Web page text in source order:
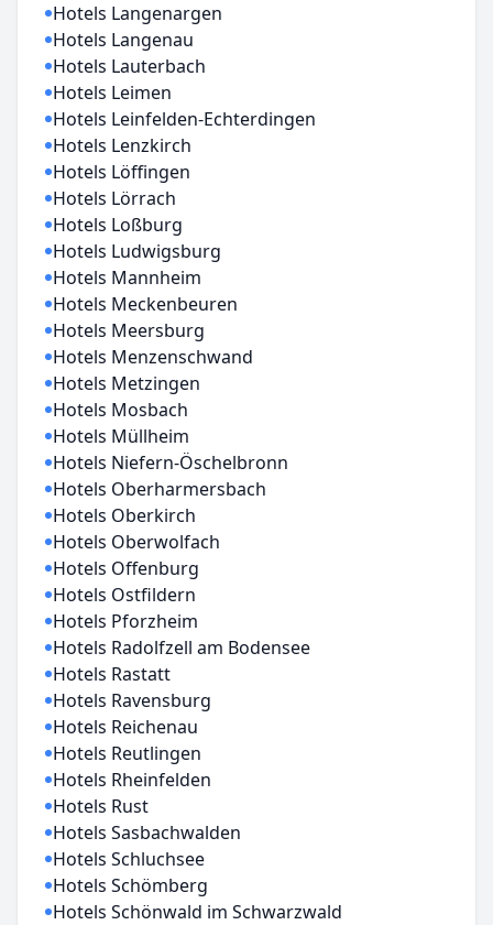
Hotels Langenargen
Hotels Langenau
Hotels Lauterbach
Hotels Leimen
Hotels Leinfelden-Echterdingen
Hotels Lenzkirch
Hotels Löffingen
Hotels Lörrach
Hotels Loßburg
Hotels Ludwigsburg
Hotels Mannheim
Hotels Meckenbeuren
Hotels Meersburg
Hotels Menzenschwand
Hotels Metzingen
Hotels Mosbach
Hotels Müllheim
Hotels Niefern-Öschelbronn
Hotels Oberharmersbach
Hotels Oberkirch
Hotels Oberwolfach
Hotels Offenburg
Hotels Ostfildern
Hotels Pforzheim
Hotels Radolfzell am Bodensee
Hotels Rastatt
Hotels Ravensburg
Hotels Reichenau
Hotels Reutlingen
Hotels Rheinfelden
Hotels Rust
Hotels Sasbachwalden
Hotels Schluchsee
Hotels Schömberg
Hotels Schönwald im Schwarzwald